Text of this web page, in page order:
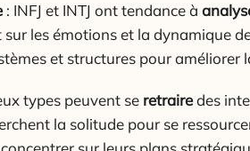
: INFJ et INTJ ont tendance à
sur les émotions et la dynamique
et structures pour améliorer
types peuvent se retrairedes
la solitude pour se